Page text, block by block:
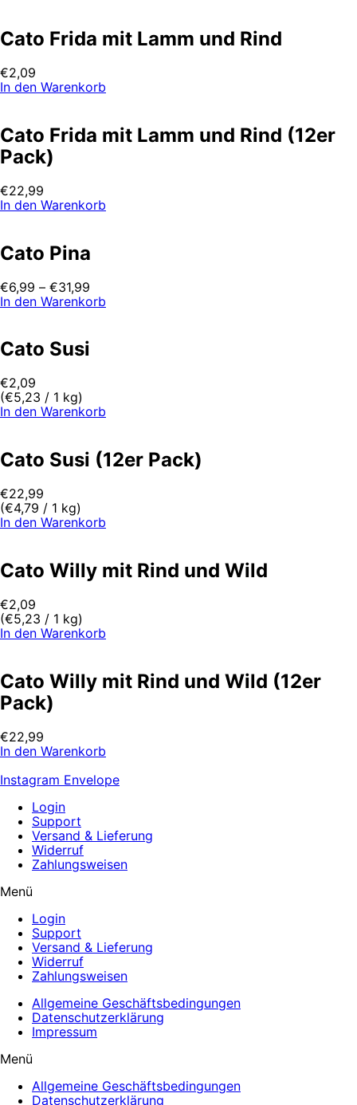
Cato Frida mit Lamm und Rind
€2,09
In den Warenkorb
Cato Frida mit Lamm und Rind (12er
Pack)
€22,99
In den Warenkorb
Cato Pina
€6,99 – €31,99
In den Warenkorb
Cato Susi
€2,09
(€5,23 / 1 kg)
In den Warenkorb
Cato Susi (12er Pack)
€22,99
(€4,79 / 1 kg)
In den Warenkorb
Cato Willy mit Rind und Wild
€2,09
(€5,23 / 1 kg)
In den Warenkorb
Cato Willy mit Rind und Wild (12er
Pack)
€22,99
In den Warenkorb
Instagram Envelope
Login
Support
Versand & Lieferung
Widerruf
Zahlungsweisen
Menü
Login
Support
Versand & Lieferung
Widerruf
Zahlungsweisen
Allgemeine Geschäftsbedingungen
Datenschutzerklärung
Impressum
Menü
Allgemeine Geschäftsbedingungen
Datenschutzerklärung